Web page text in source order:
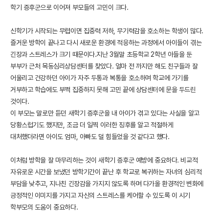
학기 증후군으로 이어져 부모들의 고민이 크다.
신학기가 시작되는 무렵이면 집중력 저하, 무기력감을 호소하는 학생이 많다.
즐거운 방학이 끝나고 다시 새로운 환경에 적응하는 과정에서 아이들이 겪는
긴장과 스트레스가 크기 때문이다.지난 3월말 초등학교 2학년 아들을 둔
부부가 근처 목동심리상담센터를 찾았다. 얼마 전 까지만 해도 친구들과 잘
어울리고 건강하던 아이가 자주 두통과 복통을 호소하며 학교에 가기를
거부하고 학습에도 부쩍 집중하지 못해 고민 끝에 상담센터에 문을 두드린
것이다.
이 부모는 말로만 듣던 새학기 증후군을 내 아이가 겪고 있다는 사실을 알고
당황스럽기도 했지만, 조금 더 일찍 이러한 징후를 알고 적절하게
대처했더라면 아이도 엄마, 아빠도 덜 힘들었을 것 같다고 했다.
이처럼 방학을 잘 마무리하는 것이 새학기 증후군 예방에 중요하다. 비교적
자유로운 시간을 보냈던 방학기간이 끝난 후 학교로 복귀하는 자녀의 심리적
부담을 낮추고, 지나친 긴장감을 가지지 않도록 하며 다가올 환경적인 변화에
긍정적인 이미지를 가지고 자신의 스트레스를 케어할 수 있도록 이 시기
학부모의 도움이 중요하다.